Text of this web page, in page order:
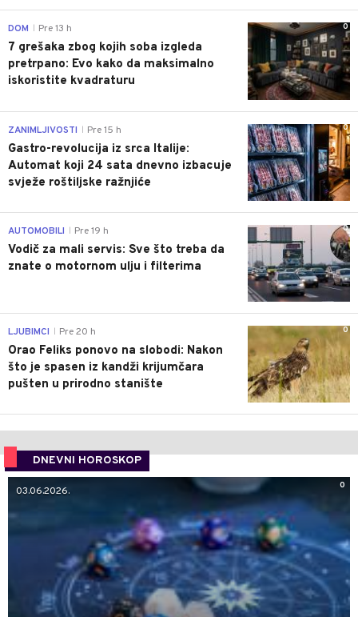
0
DOM Pre 13 h
7 grešaka zbog kojih soba izgleda
pretrpano: Evo kako da maksimalno
iskoristite kvadraturu
0
ZANIMLJIVOSTI Pre 15 h
Gastro-revolucija iz srca Italije:
Automat koji 24 sata dnevno izbacuje
svježe roštiljske ražnjiće
0
AUTOMOBILI Pre 19 h
Vodič za mali servis: Sve što treba da
znate o motornom ulju i filterima
0
LJUBIMCI Pre 20 h
Orao Feliks ponovo na slobodi: Nakon
što je spasen iz kandži krijumčara
pušten u prirodno stanište
DNEVNI HOROSKOP
0
03.06.2026.